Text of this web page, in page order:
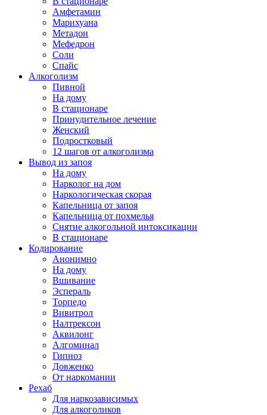
Амфетамин
Марихуана
Метадон
Мефедрон
Соли
Спайс
Алкоголизм
Пивной
На дому
В стационаре
Принудительное лечение
Женский
Подростковый
12 шагов от алкоголизма
Вывод из запоя
На дому
Нарколог на дом
Наркологическая скорая
Капельница от запоя
Капельница от похмелья
Снятие алкогольной интоксикации
В стационаре
Кодирование
Анонимно
На дому
Вшивание
Эспераль
Торпедо
Вивитрол
Налтрексон
Аквилонг
Алгоминал
Гипноз
Довженко
От наркомании
Рехаб
Для наркозависимых
Для алкоголиков